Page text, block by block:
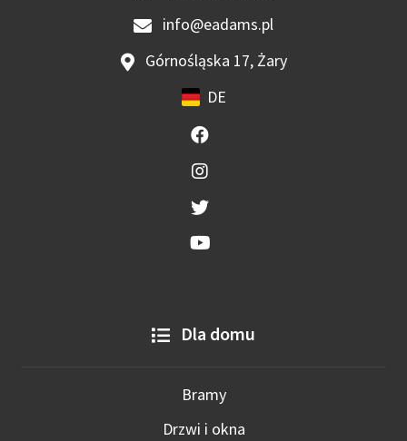
info@eadams.pl
Górnośląska 17, Żary
DE
Dla domu
Bramy
Drzwi i okna